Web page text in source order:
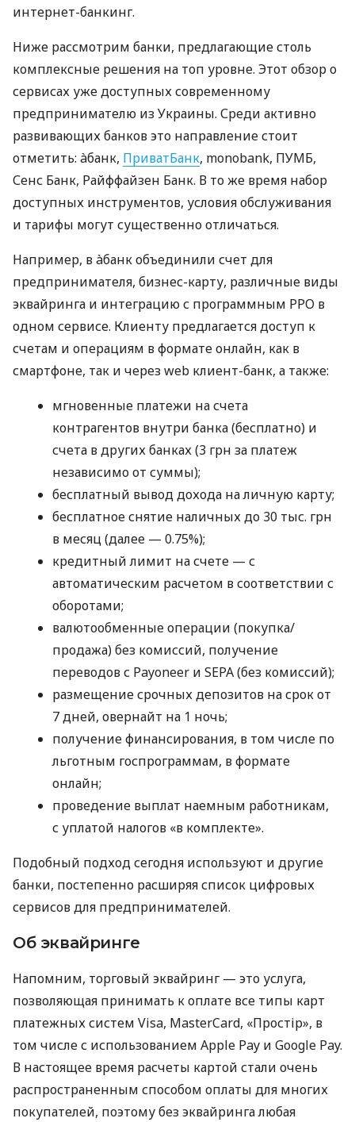
интернет-банкинг.
Ниже рассмотрим банки, предлагающие столь
комплексные решения на топ уровне. Этот обзор о
сервисах уже доступных современному
предпринимателю из Украины. Среди активно
развивающих банков это направление стоит
отметить: àбанк, ПриватБанк, monobank, ПУМБ,
Сенс Банк, Райффайзен Банк. В то же время набор
доступных инструментов, условия обслуживания
и тарифы могут существенно отличаться.
Например, в àбанк объединили счет для
предпринимателя, бизнес-карту, различные виды
эквайринга и интеграцию с программным РРО в
одном сервисе. Клиенту предлагается доступ к
счетам и операциям в формате онлайн, как в
смартфоне, так и через web клиент-банк, а также:
мгновенные платежи на счета
контрагентов внутри банка (бесплатно) и
счета в других банках (3 грн за платеж
независимо от суммы);
бесплатный вывод дохода на личную карту;
бесплатное снятие наличных до 30 тыс. грн
в месяц (далее — 0.75%);
кредитный лимит на счете — с
автоматическим расчетом в соответствии с
оборотами;
валютообменные операции (покупка/
продажа) без комиссий, получение
переводов с Payoneer и SEPA (без комиссий);
размещение срочных депозитов на срок от
7 дней, овернайт на 1 ночь;
получение финансирования, в том числе по
льготным госпрограммам, в формате
онлайн;
проведение выплат наемным работникам,
с уплатой налогов «в комплекте».
Подобный подход сегодня используют и другие
банки, постепенно расширяя список цифровых
сервисов для предпринимателей.
Об эквайринге
Напомним, торговый эквайринг — это услуга,
позволяющая принимать к оплате все типы карт
платежных систем Visa, MasterCard, «Простір», в
том числе с использованием Apple Pay и Google Pay.
В настоящее время расчеты картой стали очень
распространенным способом оплаты для многих
покупателей, поэтому без эквайринга любая